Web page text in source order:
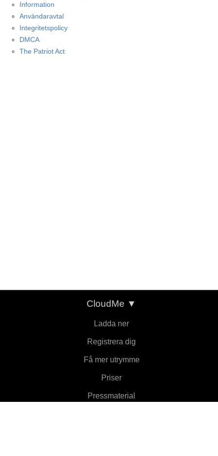
Information
Användaravtal
Integritetspolicy
DMCA
The Patriot Act
CloudMe ▼
Ladda ner
Registrera dig
Få mer utrymme
Priser
Pressmaterial